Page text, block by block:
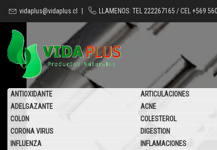
vidaplus@vidaplus.cl LLAMENOS: TEL 222267165 / CEL +569
ANTIOXIDANTE ARTICULACIONES
ADELGAZANTE
ACNE
COLON
COLESTEROL
CORONA VIRUS
DIGESTION
INFLUENZA
INFLAMACIONES